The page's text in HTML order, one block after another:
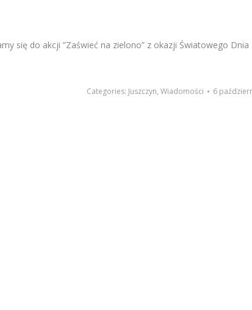
się do akcji ”Zaświeć na zielono” z okazji Światowego
Categories: Juszczyn, Wiadomości 6